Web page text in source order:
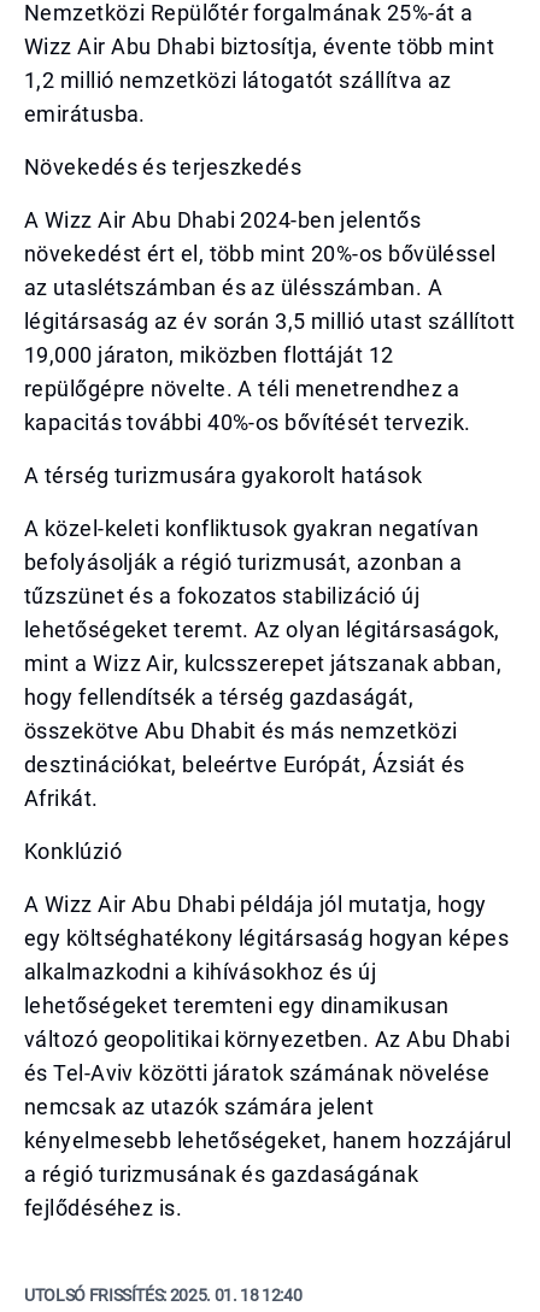
Nemzetközi Repülőtér forgalmának 25%-át a
Wizz Air Abu Dhabi biztosítja, évente több mint
1,2 millió nemzetközi látogatót szállítva az
emirátusba.
Növekedés és terjeszkedés
A Wizz Air Abu Dhabi 2024-ben jelentős
növekedést ért el, több mint 20%-os bővüléssel
az utaslétszámban és az ülésszámban. A
légitársaság az év során 3,5 millió utast szállított
19,000 járaton, miközben flottáját 12
repülőgépre növelte. A téli menetrendhez a
kapacitás további 40%-os bővítését tervezik.
A térség turizmusára gyakorolt hatások
A közel-keleti konfliktusok gyakran negatívan
befolyásolják a régió turizmusát, azonban a
tűzszünet és a fokozatos stabilizáció új
lehetőségeket teremt. Az olyan légitársaságok,
mint a Wizz Air, kulcsszerepet játszanak abban,
hogy fellendítsék a térség gazdaságát,
összekötve Abu Dhabit és más nemzetközi
desztinációkat, beleértve Európát, Ázsiát és
Afrikát.
Konklúzió
A Wizz Air Abu Dhabi példája jól mutatja, hogy
egy költséghatékony légitársaság hogyan képes
alkalmazkodni a kihívásokhoz és új
lehetőségeket teremteni egy dinamikusan
változó geopolitikai környezetben. Az Abu Dhabi
és Tel-Aviv közötti járatok számának növelése
nemcsak az utazók számára jelent
kényelmesebb lehetőségeket, hanem hozzájárul
a régió turizmusának és gazdaságának
fejlődéséhez is.
UTOLSÓ FRISSÍTÉS:2025. 01. 18 12:40